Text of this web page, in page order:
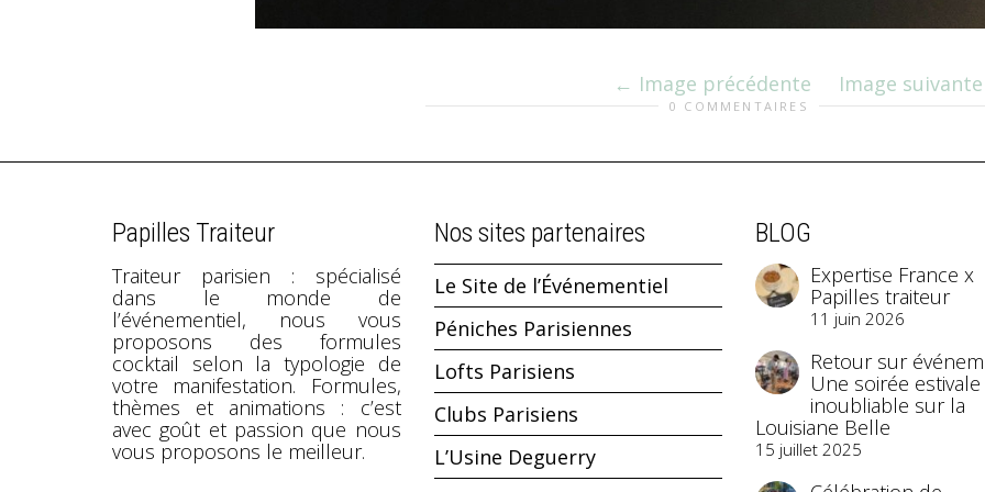
Image précédente Image suivante
0 COMMENTAIRES
Papilles Traiteur
Traiteur parisien : spécialisé
dans le monde de
l’événementiel, nous vous
proposons des formules
cocktail selon la typologie de
votre manifestation. Formules,
thèmes et animations : c’est
avec goût et passion que nous
vous proposons le meilleur.
Nos sites partenaires
Le Site de l’Événementiel
Péniches Parisiennes
Lofts Parisiens
Clubs Parisiens
L’Usine Deguerry
BLOG
Expertise France x
Papilles traiteur
11 juin 2026
Retour sur
Une soirée estivale
inoubliable sur la
Louisiane Belle
15 juillet 2025